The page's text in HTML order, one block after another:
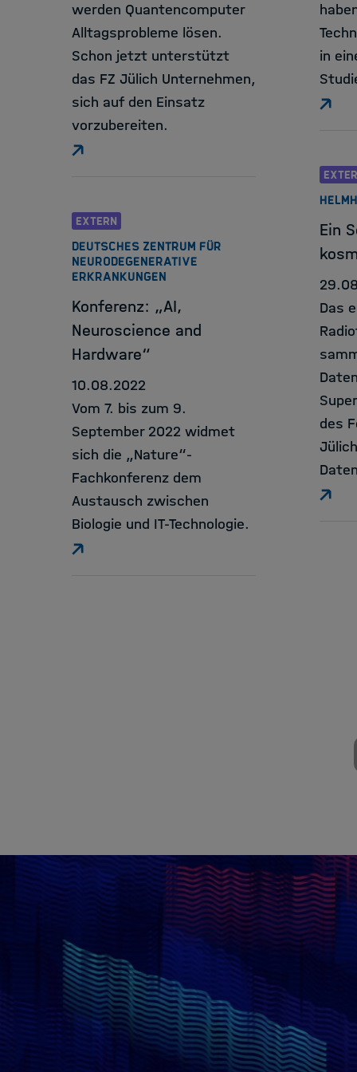
in
werden Quantencomputer
Alltagsprobleme lösen.
Schon jetzt unterstützt
das FZ Jülich Unternehmen,
sich auf den Einsatz
vorzubereiten.
Ein
Das
des
EXTERN
DEUTSCHES ZENTRUM FÜR
NEURODEGENERATIVE
ERKRANKUNGEN
Konferenz: „AI,
Neuroscience and
Hardware“
10.08.2022
Vom 7. bis zum 9.
September 2022 widmet
sich die „Nature“-
Fachkonferenz dem
Austausch zwischen
Biologie und IT-Technologie.